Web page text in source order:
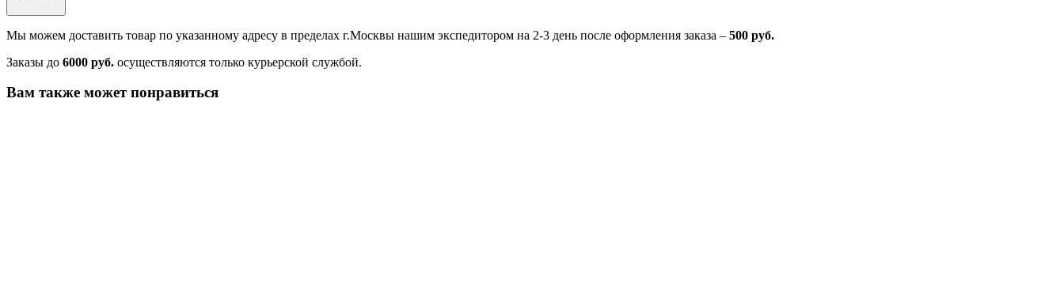
Мы можем доставить товар по указанному адресу в пределах г.Москвы нашим экспедитором на 2-3 день после оформления заказа – 500 руб.
Заказы до 6000 руб. осуществляются только курьерской службой.
Вам также может понравиться